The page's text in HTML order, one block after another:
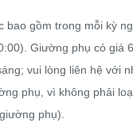
bao gồm trong mỗi kỳ
Giường phụ có giá
vui lòng liên hệ với
phụ, vì không phải
phụ).